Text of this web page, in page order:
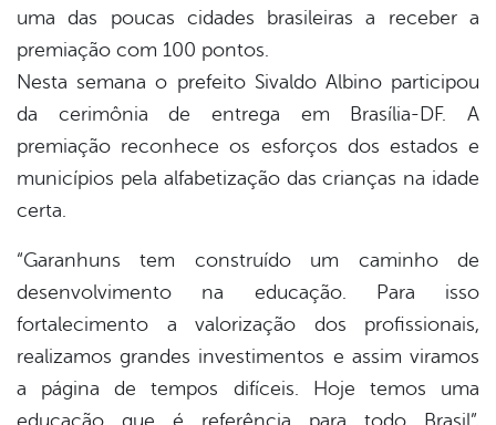
uma das poucas cidades brasileiras a receber a
premiação com 100 pontos.
Nesta semana o prefeito Sivaldo Albino participou
da cerimônia de entrega em Brasília-DF. A
premiação reconhece os esforços dos estados e
municípios pela alfabetização das crianças na idade
certa.
“Garanhuns tem construído um caminho de
desenvolvimento na educação. Para isso
fortalecimento a valorização dos profissionais,
realizamos grandes investimentos e assim viramos
a página de tempos difíceis. Hoje temos uma